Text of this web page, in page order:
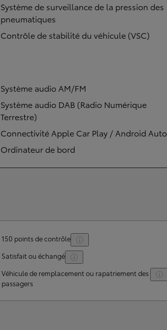
Système de surveillance de la pression des
pneumatiques
Contrôle de stabilité du véhicule (VSC)
Système audio AM/FM
Système audio DAB (Radio Numérique
Terrestre)
Connectivité Apple Car Play / Android Auto
Ordinateur de bord
150 points de contrôle
Satisfait ou échangé
Véhicule de remplacement ou rapatriement des
passagers